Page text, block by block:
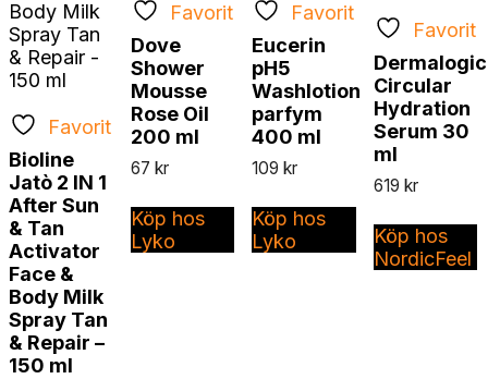
Favorit
Bioline
Jatò 2 IN 1
After Sun
& Tan
Activator
Face &
Body Milk
Spray Tan
& Repair –
150 ml
Favorit
Dove
Shower
Mousse
Rose Oil
200 ml
67 kr
Köp hos
Lyko
Favorit
Eucerin
pH5
Washlotion
parfym
400 ml
109 kr
Köp hos
Lyko
Favorit
Circular
Hydration
Serum 30
ml
619 kr
Köp hos
NordicFeel